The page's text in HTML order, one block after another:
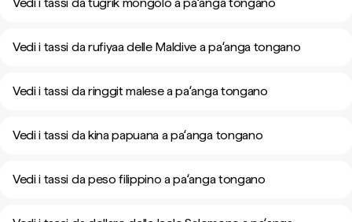
Vedi i tassi da rufiyaa delle Maldive a paʻanga tongano
Vedi i tassi da ringgit malese a paʻanga tongano
Vedi i tassi da kina papuana a paʻanga tongano
Vedi i tassi da peso filippino a paʻanga tongano